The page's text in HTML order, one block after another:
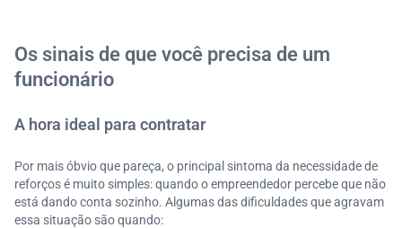
Os sinais de que você precisa de um
funcionário
A hora ideal para contratar
Por mais óbvio que pareça, o principal sintoma da necessidade de
reforços é muito simples: quando o empreendedor percebe que não
está dando conta sozinho. Algumas das dificuldades que agravam
essa situação são quando: